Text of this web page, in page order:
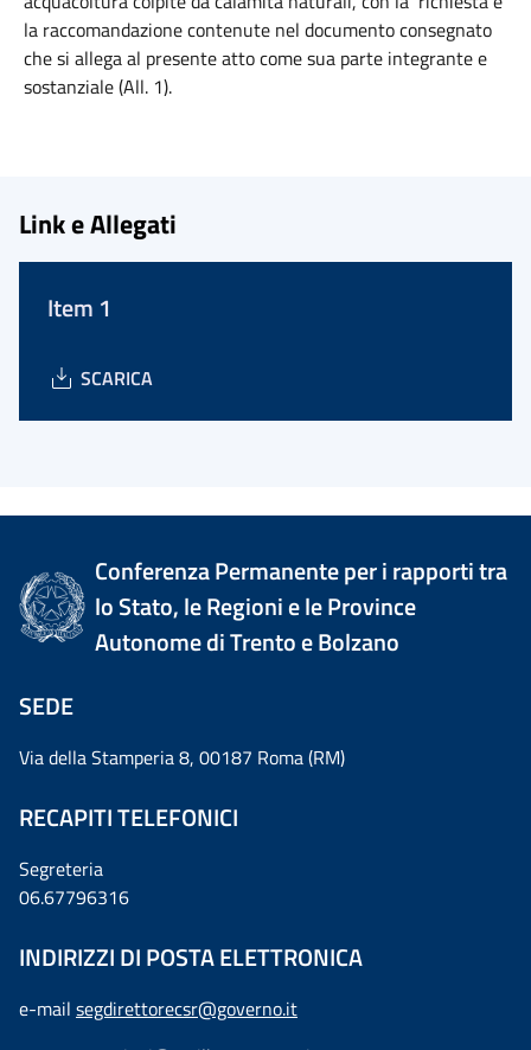
la raccomandazione contenute nel documento consegnato
che si allega al presente atto come sua parte integrante e
sostanziale (All. 1).
Link e Allegati
Item 1
SCARICA
Conferenza Permanente per i rapporti tra
lo Stato, le Regioni e le Province
Autonome di Trento e Bolzano
SEDE
Via della Stamperia 8, 00187 Roma (RM)
RECAPITI TELEFONICI
Segreteria
06.67796316
INDIRIZZI DI POSTA ELETTRONICA
e-mail segdirettorecsr@governo.it